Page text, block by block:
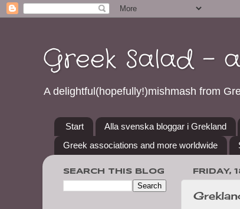
Greek Salad -
A delightful(hopefully!)mishmash from
Start Alla svenska bloggar i Grekland
Greek associations and more worldwide
FRIDAY,
SEARCH THIS BLOG